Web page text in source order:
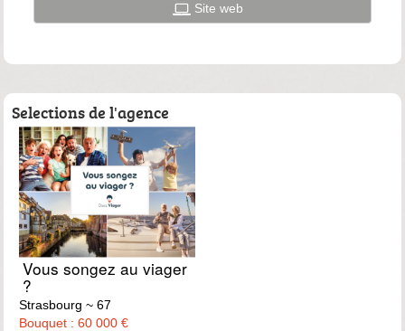
Site web
Selections de l'agence
Vous songez au viager
?
Strasbourg ~ 67
Bouquet : 60 000 €